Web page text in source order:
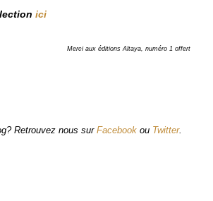
ici
Merci aux éditions Altaya, numéro 1 offert
Retrouvez nous sur Facebook ou Twitter.